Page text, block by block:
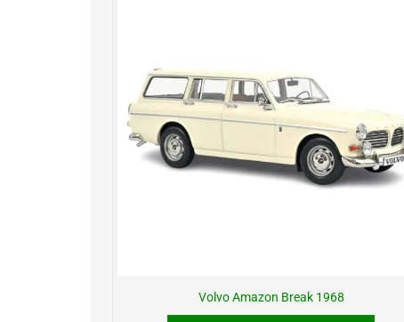
Volvo Amazon Break 1968